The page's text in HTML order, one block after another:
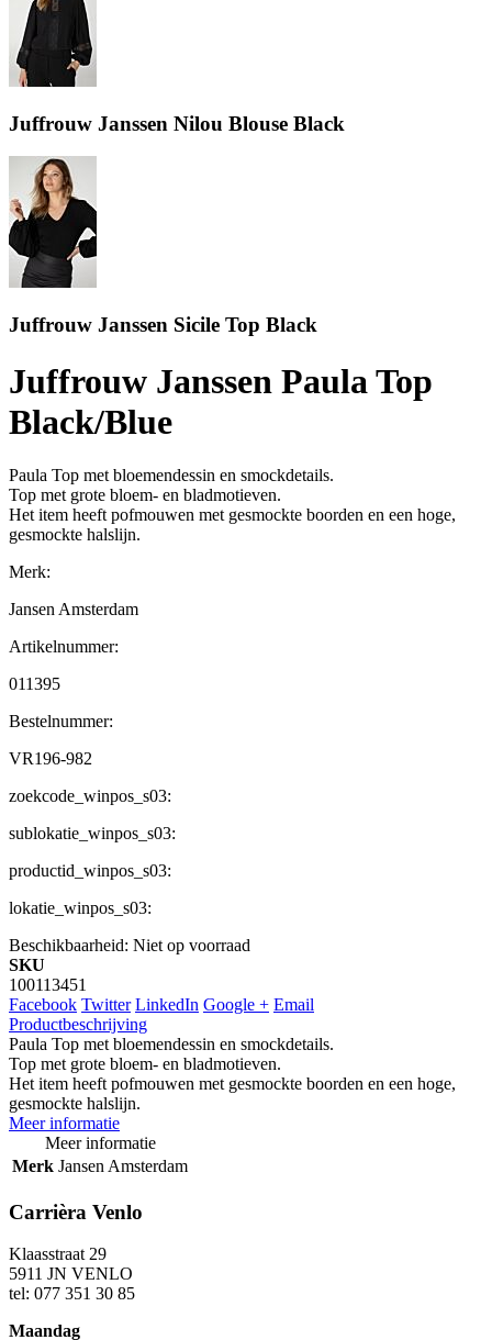
Juffrouw Janssen Nilou Blouse Black
Juffrouw Janssen Sicile Top Black
Juffrouw Janssen Paula Top
Black/Blue
Paula Top met bloemendessin en smockdetails.
Top met grote bloem- en bladmotieven.
Het item heeft pofmouwen met gesmockte boorden en een hoge,
gesmockte halslijn.
Merk:
Jansen Amsterdam
Artikelnummer:
011395
Bestelnummer:
VR196-982
zoekcode_winpos_s03:
sublokatie_winpos_s03:
productid_winpos_s03:
lokatie_winpos_s03:
Beschikbaarheid: Niet op voorraad
SKU
100113451
Facebook Twitter LinkedIn Google + Email
Productbeschrijving
Paula Top met bloemendessin en smockdetails.
Top met grote bloem- en bladmotieven.
Het item heeft pofmouwen met gesmockte boorden en een hoge,
gesmockte halslijn.
Meer informatie
Meer informatie
Merk Jansen Amsterdam
Carrièra Venlo
Klaasstraat 29
5911 JN VENLO
tel: 077 351 30 85
Maandag